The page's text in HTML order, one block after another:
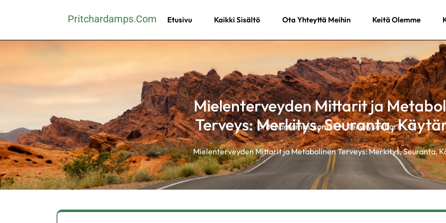
Pritchardamps.com Etusivu Kaikki Sisältö Ota Yhteyttä Meihin Keitä Olemme
Mielenterveyden Mittarit ja
Terveys: Merkitys, Seuranta,
pritchardamps.com >> Terveysmittarit >>
Mielenterveyden Mittarit ja Metabolinen Terveys: Merkitys, Seuranta,